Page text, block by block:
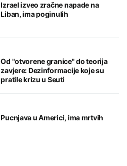
Izrael izveo zračne napade na
Liban, ima poginulih
Od "otvorene granice" do teorija
zavjere: Dezinformacije koje su
pratile krizu u Seuti
Pucnjava u Americi, ima mrtvih